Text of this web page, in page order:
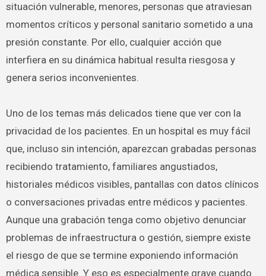
situación vulnerable, menores, personas que atraviesan
momentos críticos y personal sanitario sometido a una
presión constante. Por ello, cualquier acción que
interfiera en su dinámica habitual resulta riesgosa y
genera serios inconvenientes.
Uno de los temas más delicados tiene que ver con la
privacidad de los pacientes. En un hospital es muy fácil
que, incluso sin intención, aparezcan grabadas personas
recibiendo tratamiento, familiares angustiados,
historiales médicos visibles, pantallas con datos clínicos
o conversaciones privadas entre médicos y pacientes.
Aunque una grabación tenga como objetivo denunciar
problemas de infraestructura o gestión, siempre existe
el riesgo de que se termine exponiendo información
médica sensible. Y eso es especialmente grave cuando